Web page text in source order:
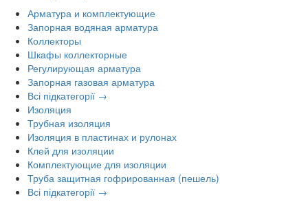
Арматура и комплектующие
Запорная водяная арматура
Коллекторы
Шкафы коллекторные
Регулирующая арматура
Запорная газовая арматура
Всі підкатегорії →
Изоляция
Трубная изоляция
Изоляция в пластинах и рулонах
Клей для изоляции
Комплектующие для изоляции
Труба защитная гофрированная (пешель)
Всі підкатегорії →